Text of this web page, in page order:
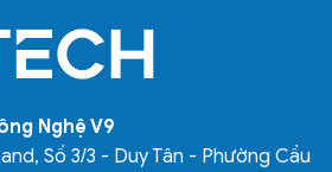
Nghệ V9
Số 3/3 - Duy Tân - Phường Cầu